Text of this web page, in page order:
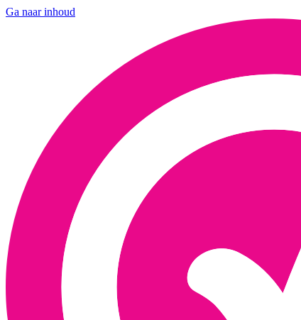
Ga naar inhoud